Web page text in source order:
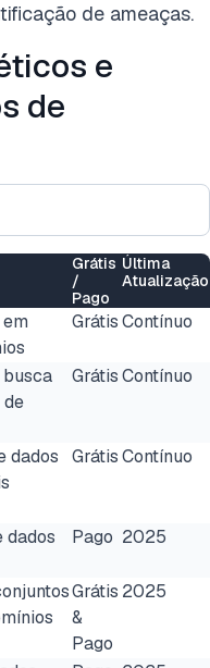
de ameaças.
e
de
Grátis
/
Pago
Última
Atualização
GrátisContínuo
de
GrátisContínuo
dados
GrátisContínuo
dados
Pago 2025
Grátis
&
Pago
2025